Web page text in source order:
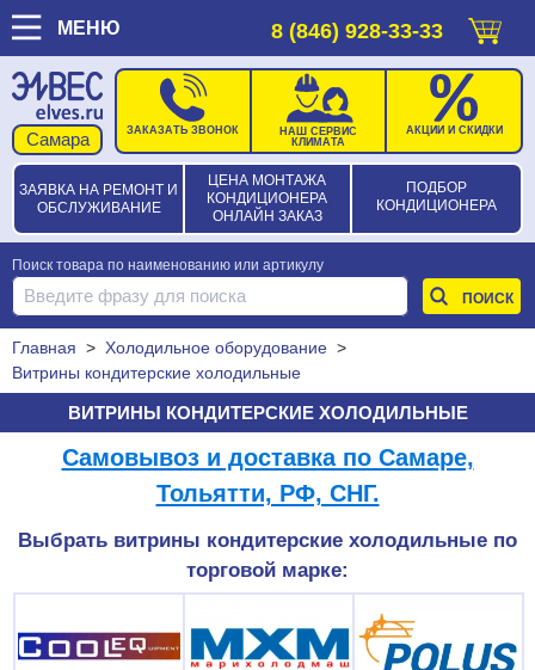
МЕНЮ 8 (846) 928-33-33
ЗАЯВКА НА РЕМОНТ И
ОБСЛУЖИВАНИЕ
ЦЕНА МОНТАЖА
КОНДИЦИОНЕРА
ОНЛАЙН ЗАКАЗ
ПОДБОР
КОНДИЦИОНЕРА
ЗАКАЗАТЬ ЗВОНОК
НАШ СЕРВИС
КЛИМАТА
АКЦИИ И СКИДКИ
Поиск товара по наименованию или артикулу
Главная > Холодильное оборудование >
Витрины кондитерские холодильные
ВИТРИНЫ КОНДИТЕРСКИЕ ХОЛОДИЛЬНЫЕ
Самовывоз и доставка по Самаре,
Тольятти, РФ, СНГ.
Выбрать витрины кондитерские холодильные по
торговой марке: